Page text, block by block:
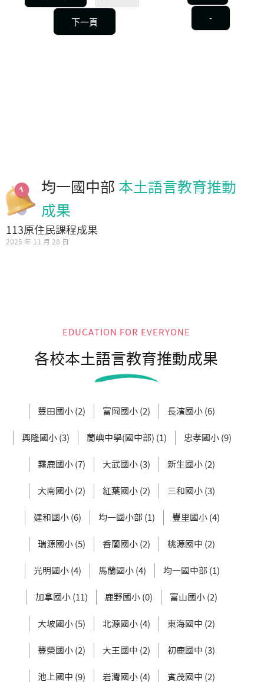
下一頁 -
均一國中部 本土語言教育推動
成果
113原住民課程成果
2025 年 11 月 28 日
EDUCATION FOR EVERYONE
各校本土語言教育推動成果
豐田國小 (2) 富岡國小 (2) 長濱國小 (6)
興隆國小 (3) 蘭嶼中學(國中部) (1) 忠孝國小 (9)
霧鹿國小 (7) 大武國小 (3) 新生國小 (2)
大南國小 (2) 紅葉國小 (2) 三和國小 (3)
建和國小 (6) 均一國小部 (1) 豐里國小 (4)
瑞源國小 (5) 香蘭國小 (2) 桃源國中 (2)
光明國小 (4) 馬蘭國小 (4) 均一國中部 (1)
加拿國小 (11) 鹿野國小 (0) 富山國小 (2)
大坡國小 (5) 北源國小 (4) 東海國中 (2)
豐榮國小 (2) 大王國中 (2) 初鹿國中 (3)
池上國中 (9) 岩灣國小 (4) 賓茂國中 (2)